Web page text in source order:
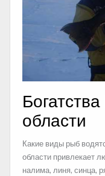
области
Какие виды рыб
области привлекает
налима, линя, синца,